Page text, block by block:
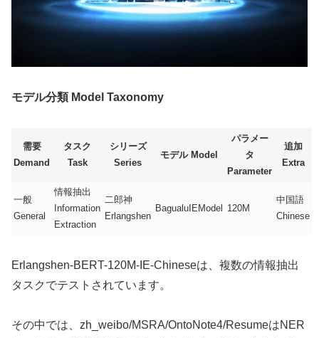
モデル分類 Model Taxonomy
需要
Demand
タスク
Task
シリーズ
Series
モデル Model
パラメー
タ
Parameter
追加
Extra
一般
General
情報抽出
Information
Extraction
二郎神
Erlangshen
BagualuIEModel 120M
中国語
Chinese
Erlangshen-BERT-120M-IE-Chineseは、複数の情報抽出
タスクでテストされています。
その中では、zh_weibo/MSRA/OntoNote4/ResumeはNER